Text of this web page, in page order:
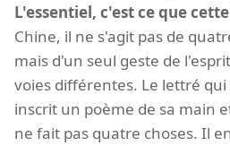
L'essentiel, c'est ce que
Chine, il ne s'agit pas de
mais d'un seul geste de
voies différentes. Le lettré
inscrit un poème de sa main
ne fait pas quatre choses. Il